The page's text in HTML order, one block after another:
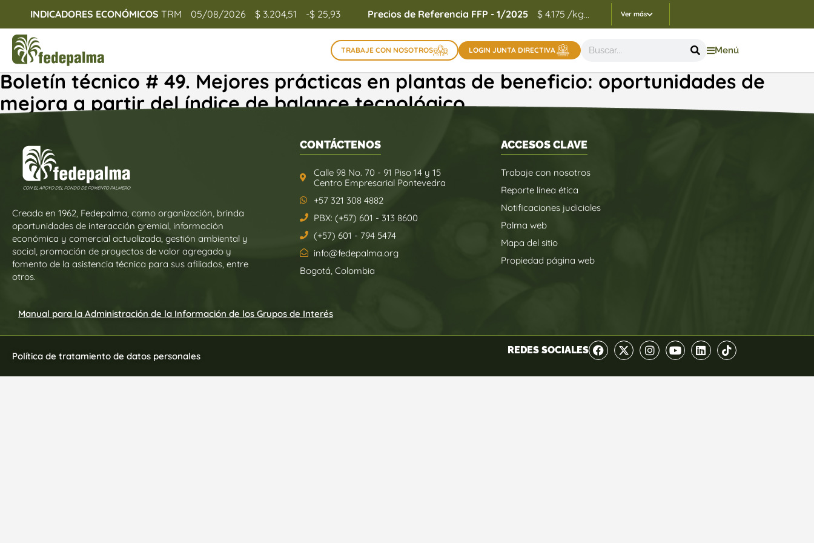
INDICADORES ECONÓMICOS TRM 05/08/2026 $ 3.204,51 -$ 25,93 Precios de Referencia FFP - 1/2025 $ 4.175 /kg Indicadores Precios de Referencia FEP -
... Ver más
TRABAJE CON NOSOTROS LOGIN JUNTA DIRECTIVA Menú
Boletín técnico # 49. Mejores prácticas en plantas de beneficio: oportunidades de
mejora a partir del índice de balance tecnológico
Creada en 1962, Fedepalma, como organización, brinda
oportunidades de interacción gremial, información
económica y comercial actualizada, gestión ambiental y
social, promoción de proyectos de valor agregado y
fomento de la asistencia técnica para sus afiliados, entre
otros.
CONTÁCTENOS
Calle 98 No. 70 - 91 Piso 14 y 15
Centro Empresarial Pontevedra
+57 321 308 4882
PBX: (+57) 601 - 313 8600
(+57) 601 - 794 5474
info@fedepalma.org
Bogotá, Colombia
ACCESOS CLAVE
Trabaje con nosotros
Reporte línea ética
Notificaciones judiciales
Palma web
Mapa del sitio
Propiedad página web
Manual para la Administración de la Información de los Grupos de Interés
Política de tratamiento de datos personales
REDES SOCIALES